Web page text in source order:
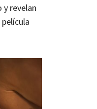
y revelan